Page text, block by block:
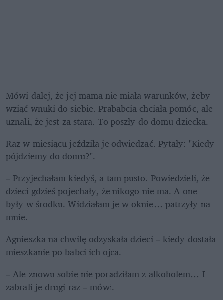
Mówi dalej, że jej mama nie miała warunków, żeby
wziąć wnuki do siebie. Prababcia chciała pomóc, ale
uznali, że jest za stara. To poszły do domu dziecka.
Raz w miesiącu jeździła je odwiedzać. Pytały: "Kiedy
pójdziemy do domu?".
– Przyjechałam kiedyś, a tam pusto. Powiedzieli, że
dzieci gdzieś pojechały, że nikogo nie ma. A one
były w środku. Widziałam je w oknie… patrzyły na
mnie.
Agnieszka na chwilę odzyskała dzieci – kiedy dostała
mieszkanie po babci ich ojca.
– Ale znowu sobie nie poradziłam z alkoholem… I
zabrali je drugi raz – mówi.